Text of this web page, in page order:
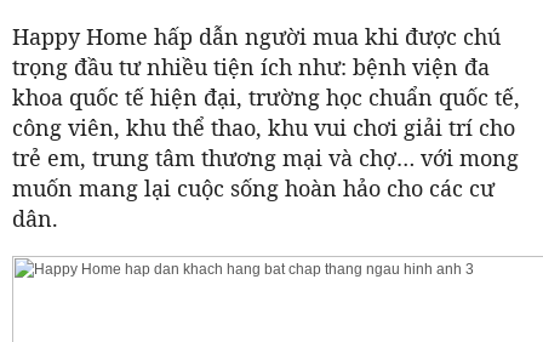
Happy Home hấp dẫn người mua khi được chú
trọng đầu tư nhiều tiện ích như: bệnh viện đa
khoa quốc tế hiện đại, trường học chuẩn quốc tế,
công viên, khu thể thao, khu vui chơi giải trí cho
trẻ em, trung tâm thương mại và chợ… với mong
muốn mang lại cuộc sống hoàn hảo cho các cư
dân.